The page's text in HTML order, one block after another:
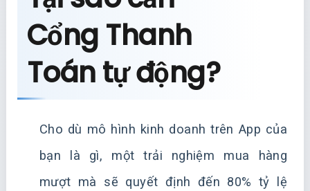
Cổng Thanh
Toán tự động?
Cho dù mô hình kinh doanh trên App của
bạn là gì, một trải nghiệm mua hàng
mượt mà sẽ quyết định đến 80% tỷ lệ